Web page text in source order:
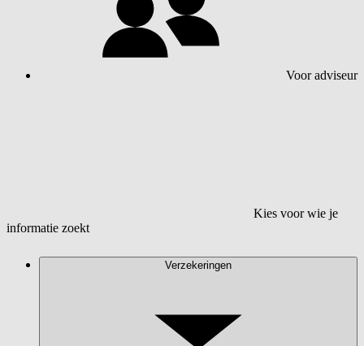
Voor adviseur
Kies voor wie je
informatie zoekt
Verzekeringen